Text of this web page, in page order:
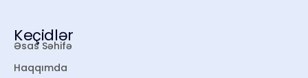
Keçidlər
Əsas Səhifə
Haqqımda